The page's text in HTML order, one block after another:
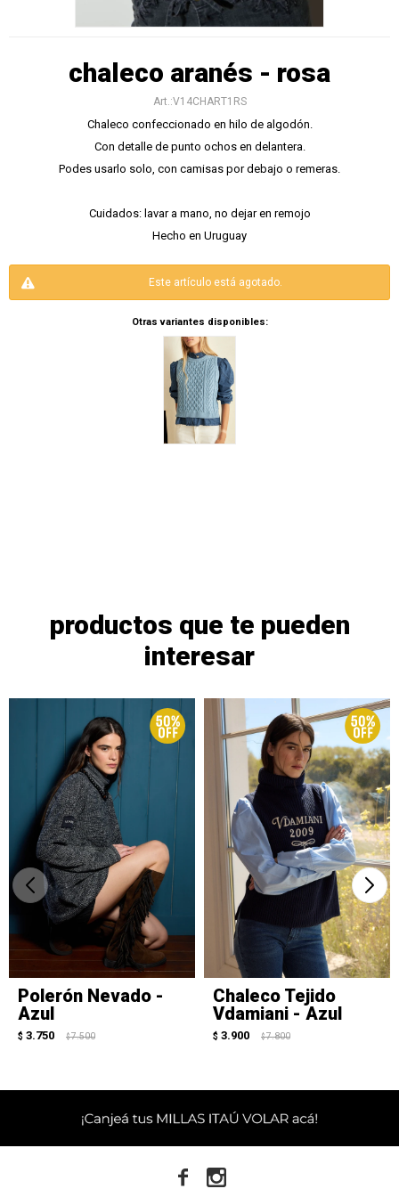
chaleco aranés - rosa
V14CHART1RS
Chaleco confeccionado en hilo de algodón.
Con detalle de punto ochos en delantera.
Podes usarlo solo, con camisas por debajo o remeras.
Cuidados: lavar a mano, no dejar en remojo
Hecho en Uruguay
Este artículo está agotado.
Otras variantes disponibles:
productos que te pueden
interesar
Polerón Nevado -
Azul
$ 3.750 $ 7.500
Chaleco Tejido
Vdamiani - Azul
$ 3.900 $ 7.800
 